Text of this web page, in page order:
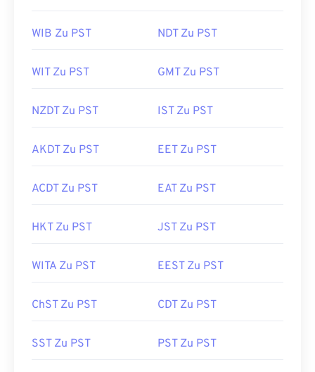
WIB Zu PST NDT Zu PST
WIT Zu PST GMT Zu PST
NZDT Zu PST IST Zu PST
AKDT Zu PST EET Zu PST
ACDT Zu PST EAT Zu PST
HKT Zu PST JST Zu PST
WITA Zu PST EEST Zu PST
ChST Zu PST CDT Zu PST
SST Zu PST PST Zu PST